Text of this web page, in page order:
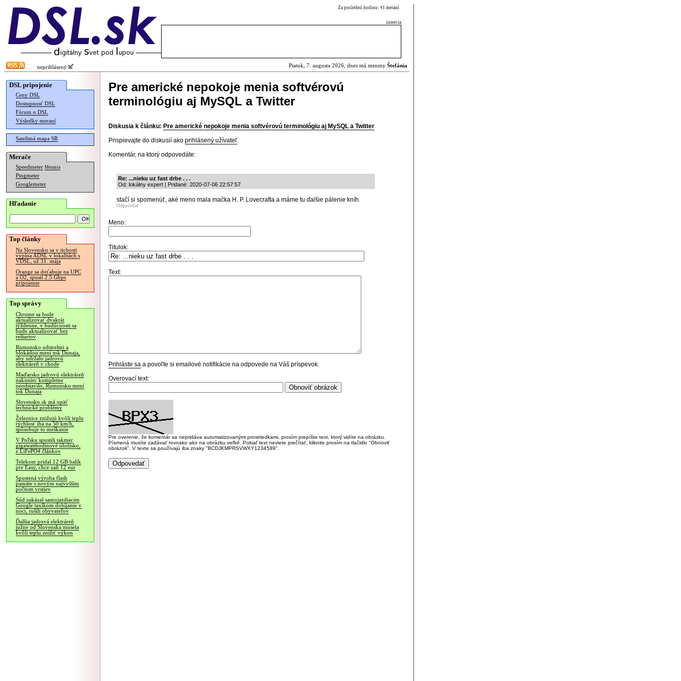
Za poslednú hodinu: 41 meraní
inzercia
neprihlásený Piatok, 7. augusta 2026, dnes má meniny Štefánia
DSL pripojenie
Ceny DSL
Dostupnosť DSL
Fórum o DSL
Výsledky meraní
Satelitná mapa SR
Merače
Speedmeter Merania
Pingmeter
Googlemeter
Hľadanie
Top články
Na Slovensku sa v tichosti
vypína ADSL v lokalitách s
VDSL, už 31. mája
Orange sa doťahuje na UPC
a O2, spustí 2.5 Gbps
pripojenie
Top správy
Chrome sa bude
aktualizovať dvakrát
týždenne, v budúcnosti sa
bude aktualizovať bez
reštartov
Rumunsko odstrelmi a
blokádou mení tok Dunaja,
aby udržalo jadrovú
elektráreň v chode
Maďarsko jadrovú elektráreň
nakoniec kompletne
neodstavilo, Rumunsko mení
tok Dunaja
Slovensko.sk má opäť
technické problémy
Železnice znižujú kvôli teplu
rýchlosť iba na 50 km/h,
spôsobuje to meškanie
V Poľsku spustili takmer
gigawatthodinové úložisko,
z LiFePO4 článkov
Telekom pridal 12 GB balík
pre Easy, chce zaň 12 eur
Spustená výroba flash
pamäte s novým najvyšším
počtom vrstiev
Súd zakázal samojazdiacim
Google taxíkom dobíjanie v
noci, rušili obyvateľov
Ďalšia jadrová elektráreň
južne od Slovenska musela
kvôli teplu znížiť výkon
Pre americké nepokoje menia softvérovú
terminológiu aj MySQL a Twitter
Diskusia k článku: Pre americké nepokoje menia softvérovú terminológiu aj MySQL a Twitter
Prispievajte do diskusií ako prihlásený užívateľ.
Komentár, na ktorý odpovedáte:
Re: ...nieku uz fast drbe . . .
Od: lokálny expert | Pridané: 2020-07-06 22:57:57
stačí si spomenúť, aké meno mala mačka H. P. Lovecrafta a máme tu ďalšie pálenie kníh.
Odpovedať
Meno:
Titulok:
Text:
Prihláste sa a povoľte si emailové notifikácie na odpovede na Váš príspevok.
Overovací text:
Pre overenie, že komentár sa nepridáva automatizovanými prostriedkami, prosím prepíšte text, ktorý vidíte na obrázku.
Písmená musíte zadávať rovnako ako na obrázku veľké. Pokiaľ text neviete prečítať, kliknite prosím na tlačidlo "Obnoviť
obrázok". V texte sa používajú iba znaky "BCDJKMPRSVWXY1234589".